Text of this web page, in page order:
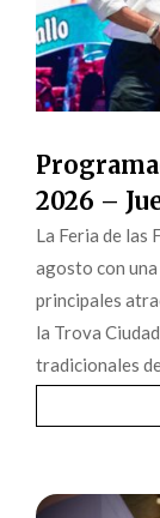
2026 –
La Feria de las
agosto con
principales
la Trova
tradicionales de